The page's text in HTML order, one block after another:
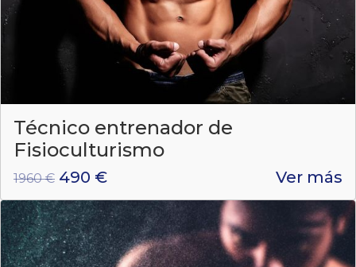
Técnico entrenador de
Fisioculturismo
1960 € 490 € Ver más